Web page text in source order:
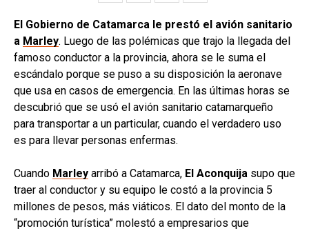
El Gobierno de Catamarca le prestó el avión sanitario
a Marley. Luego de las polémicas que trajo la llegada del
famoso conductor a la provincia, ahora se le suma el
escándalo porque se puso a su disposición la aeronave
que usa en casos de emergencia. En las últimas horas se
descubrió que se usó el avión sanitario catamarqueño
para transportar a un particular, cuando el verdadero uso
es para llevar personas enfermas.
Cuando Marley arribó a Catamarca, El Aconquija supo que
traer al conductor y su equipo le costó a la provincia 5
millones de pesos, más viáticos. El dato del monto de la
“promoción turística” molestó a empresarios que